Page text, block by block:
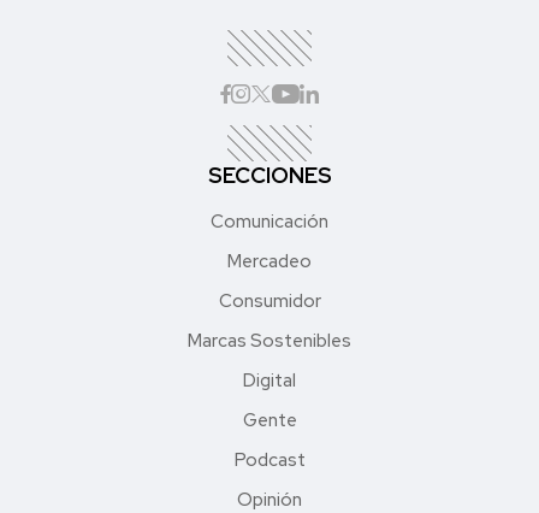
SECCIONES
Comunicación
Mercadeo
Consumidor
Marcas Sostenibles
Digital
Gente
Podcast
Opinión